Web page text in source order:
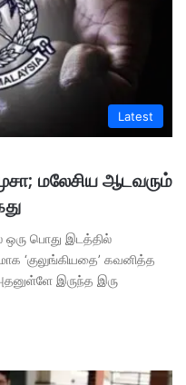
Latest
மலேசிய ஆடவரும்
ஒரு பொது இடத்தில்
‘குலுங்கியதை’ கவனித்த
இருந்த இரு